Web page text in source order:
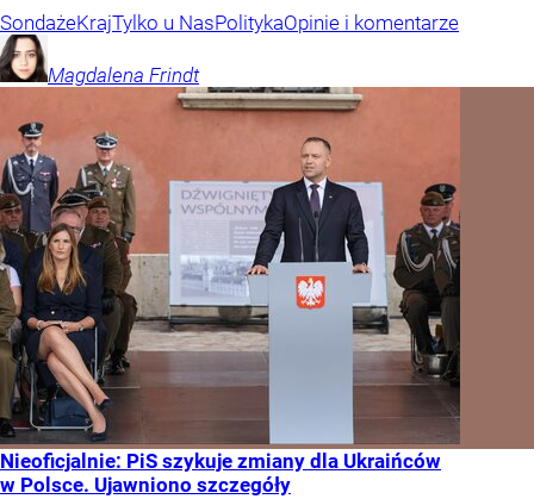
SondażeKrajTylko u NasPolitykaOpinie i komentarze
Magdalena Frindt
Nieoficjalnie: PiS szykuje zmiany dla Ukraińców
w Polsce. Ujawniono szczegóły